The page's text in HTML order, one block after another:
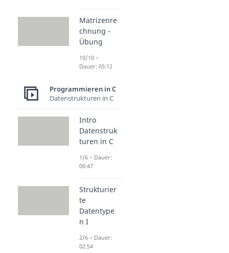
Matrizenre
chnung -
Übung
10/10 –
Dauer: 05:12
Programmieren in C
Datenstrukturen in C
Intro
Datenstruk
turen in C
1/6 – Dauer:
00:47
Strukturier
te
Datentype
n I
2/6 – Dauer:
02:54